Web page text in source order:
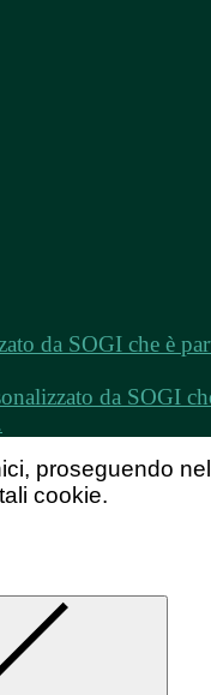
da SOGI
proseguendo
cookie.